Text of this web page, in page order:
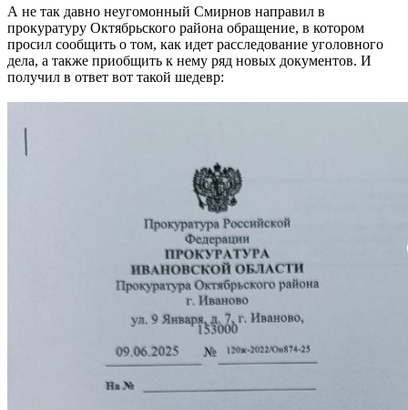
А не так давно неугомонный Смирнов направил в
прокуратуру Октябрьского района обращение, в котором
просил сообщить о том, как идет расследование уголовного
дела, а также приобщить к нему ряд новых документов. И
получил в ответ вот такой шедевр: